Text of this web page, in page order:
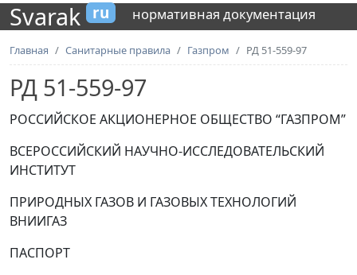
Svarak ru нормативная документация
Главная Санитарные правила Газпром РД 51-559-97
РД 51-559-97
РОССИЙСКОЕ АКЦИОНЕРНОЕ ОБЩЕСТВО “ГАЗПРОМ”
ВСЕРОССИЙСКИЙ НАУЧНО-ИССЛЕДОВАТЕЛЬСКИЙ
ИНСТИТУТ
ПРИРОДНЫХ ГАЗОВ И ГАЗОВЫХ ТЕХНОЛОГИЙ
ВНИИГАЗ
ПАСПОРТ